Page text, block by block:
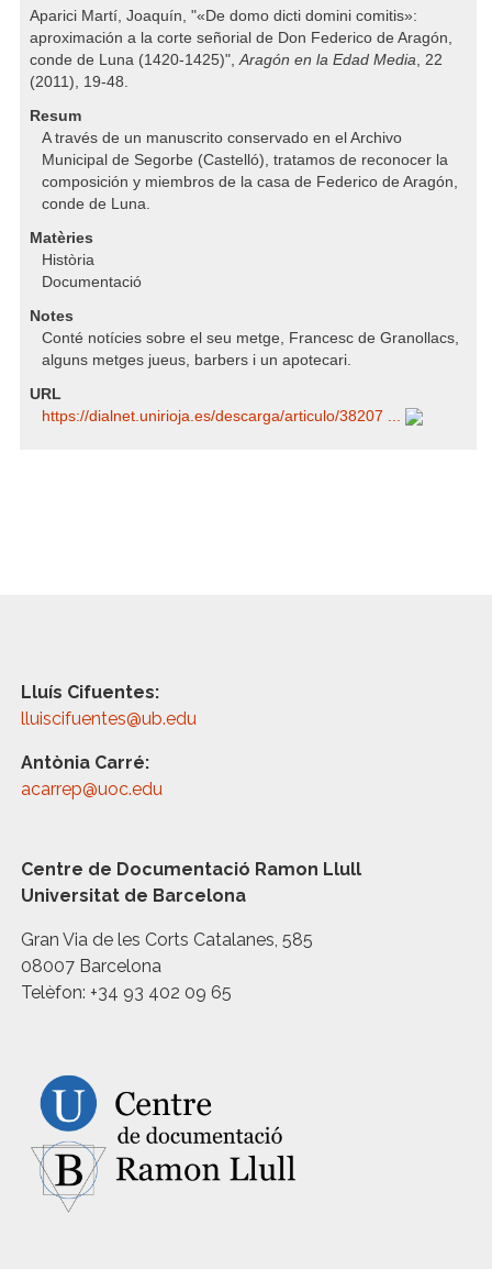
Aparici Martí, Joaquín, "«De domo dicti domini comitis»:
aproximación a la corte señorial de Don Federico de Aragón,
conde de Luna (1420-1425)",Aragón en la Edad Media, 22
(2011), 19-48.
Resum
A través de un manuscrito conservado en el Archivo
Municipal de Segorbe (Castelló), tratamos de reconocer la
composición y miembros de la casa de Federico de Aragón,
conde de Luna.
Matèries
Història
Documentació
Notes
Conté notícies sobre el seu metge, Francesc de Granollacs,
alguns metges jueus, barbers i un apotecari.
URL
https:/​/​dialnet.unirioja.es/​descarga/​articulo/​38207 ...
Lluís Cifuentes:
lluiscifuentes@ub.edu
Antònia Carré:
acarrep@uoc.edu
Centre de Documentació Ramon Llull
Universitat de Barcelona
Gran Via de les Corts Catalanes, 585
08007 Barcelona
Telèfon: +34 93 402 09 65